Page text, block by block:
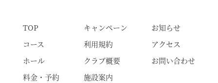
TOP
コース
ホール
料金・予約
キャンペーン
利用規約
クラブ概要
施設案内
お知らせ
アクセス
お問い合わせ